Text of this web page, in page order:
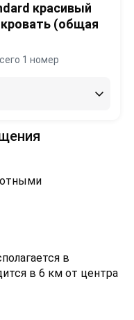
красивый
(общая
1 номер
в
в 6 км от центра